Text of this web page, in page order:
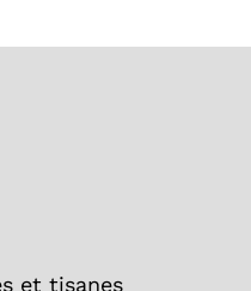
et tisanes